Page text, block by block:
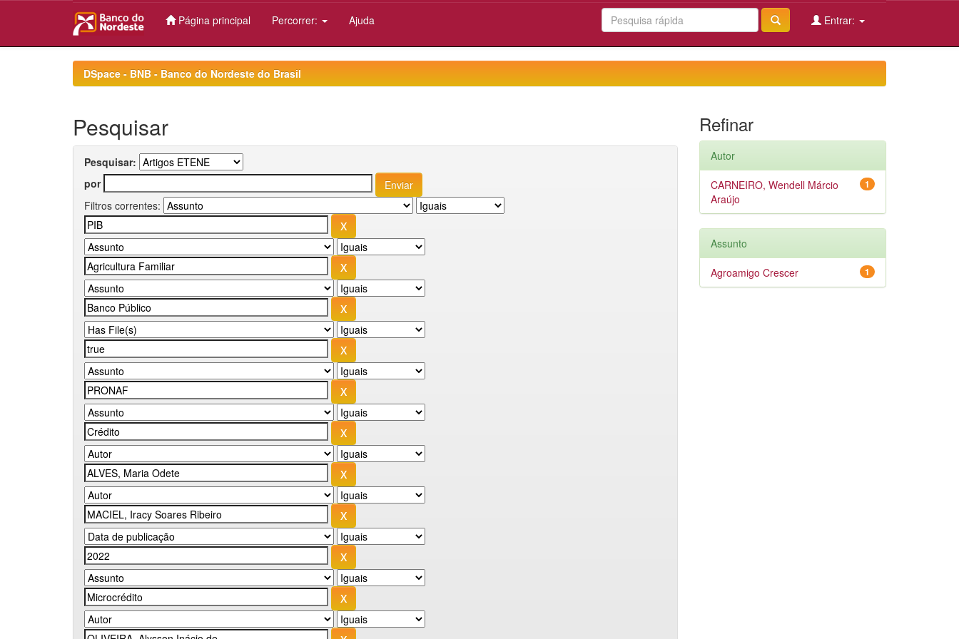
Página principal Percorrer: Ajuda Entrar:
DSpace - BNB - Banco do Nordeste do Brasil
Pesquisar
Pesquisar:
por
Filtros correntes:
Refinar
Autor
1
CARNEIRO, Wendell Márcio
Araújo
Assunto
1
Agroamigo Crescer